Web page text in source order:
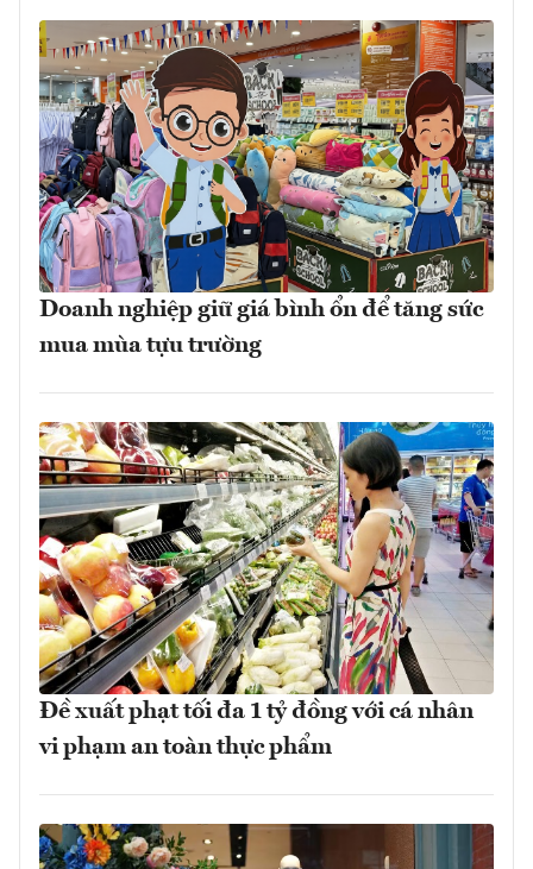
Doanh nghiệp giữ giá bình ổn để tăng sức
mua mùa tựu trường
Đề xuất phạt tối đa 1 tỷ đồng với cá nhân
vi phạm an toàn thực phẩm